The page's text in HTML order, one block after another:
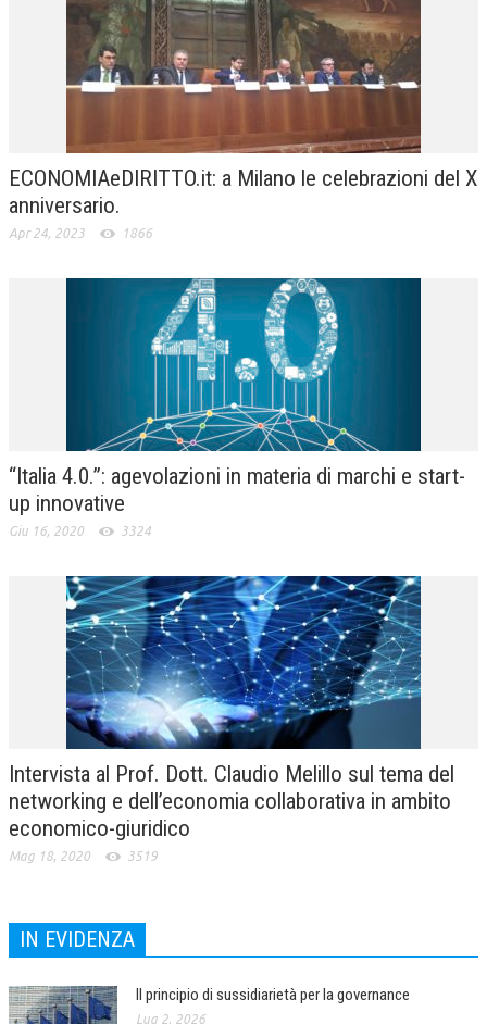
ECONOMIAeDIRITTO.it: a Milano le celebrazioni del X
anniversario.
Apr 24, 2023 1866
“Italia 4.0.”: agevolazioni in materia di marchi e start-
up innovative
Giu 16, 2020 3324
Intervista al Prof. Dott. Claudio Melillo sul tema del
networking e dell’economia collaborativa in ambito
economico-giuridico
Mag 18, 2020 3519
IN EVIDENZA
Il principio di sussidiarietà per la governance
Lug 2, 2026